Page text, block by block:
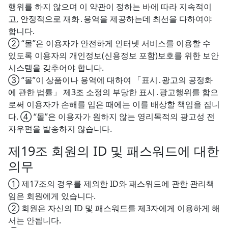
행위를 하지 않으며 이 약관이 정하는 바에 따라 지속적이
고, 안정적으로 재화․용역을 제공하는데 최선을 다하여야
합니다.
② “몰”은 이용자가 안전하게 인터넷 서비스를 이용할 수
있도록 이용자의 개인정보(신용정보 포함)보호를 위한 보안
시스템을 갖추어야 합니다.
③ “몰”이 상품이나 용역에 대하여 「표시․광고의 공정화
에 관한 법률」 제3조 소정의 부당한 표시․광고행위를 함으
로써 이용자가 손해를 입은 때에는 이를 배상할 책임을 집니
다. ④ “몰”은 이용자가 원하지 않는 영리목적의 광고성 전
자우편을 발송하지 않습니다.
제19조 회원의 ID 및 패스워드에 대한
의무
① 제17조의 경우를 제외한 ID와 패스워드에 관한 관리책
임은 회원에게 있습니다.
② 회원은 자신의 ID 및 패스워드를 제3자에게 이용하게 해
서는 안됩니다.